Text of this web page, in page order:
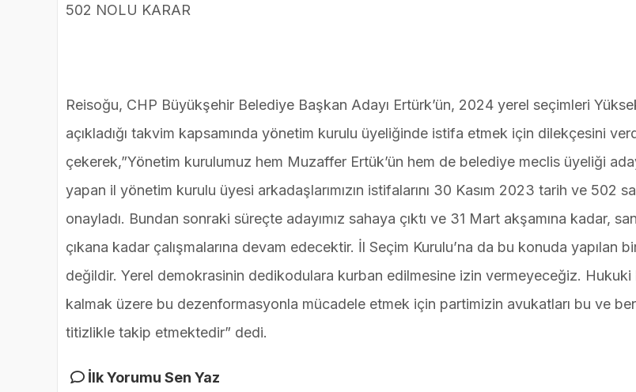
502 NOLU KARAR
Reisoğu, CHP Büyükşehir Belediye Başkan Adayı Ertürk’ün, 2024 yerel seçimleri
açıkladığı takvim kapsamında yönetim kurulu üyeliğinde istifa etmek için dilekçesini
çekerek,”Yönetim kurulumuz hem Muzaffer Ertük’ün hem de belediye meclis üyeliği
yapan il yönetim kurulu üyesi arkadaşlarımızın istifalarını 30 Kasım 2023 tarih ve 502
onayladı. Bundan sonraki süreçte adayımız sahaya çıktı ve 31 Mart akşamına kadar,
çıkana kadar çalışmalarına devam edecektir. İl Seçim Kurulu’na da bu konuda yapılan
değildir. Yerel demokrasinin dedikodulara kurban edilmesine izin vermeyeceğiz. Hukuki
kalmak üzere bu dezenformasyonla mücadele etmek için partimizin avukatları bu ve
titizlikle takip etmektedir” dedi.
İlk Yorumu Sen Yaz